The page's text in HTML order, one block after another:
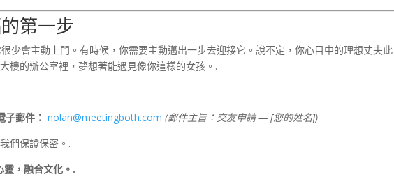
第一步
會主動上門。有時候，你需要主動邁出一步去迎接它。說不定，你心目中的理想丈夫此
樓的辦公室裡，夢想著能遇見像你這樣的女孩。.
子郵件： nolan@meetingboth.com (郵件主旨：交友申請 — [您的姓名])
們保證保密。.
，融合文化。.